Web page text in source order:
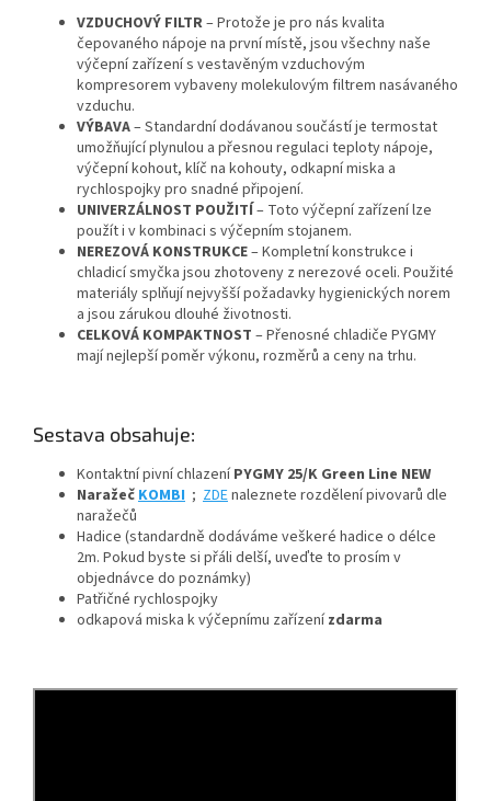
VZDUCHOVÝ FILTR– Protože je pro nás kvalita
čepovaného nápoje na první místě, jsou všechny naše
výčepní zařízení s vestavěným vzduchovým
kompresorem vybaveny molekulovým filtrem nasávaného
vzduchu.
VÝBAVA– Standardní dodávanou součástí je termostat
umožňující plynulou a přesnou regulaci teploty nápoje,
výčepní kohout, klíč na kohouty, odkapní miska a
rychlospojky pro snadné připojení.
UNIVERZÁLNOST POUŽITÍ– Toto výčepní zařízení lze
použít i v kombinaci s výčepním stojanem.
NEREZOVÁ KONSTRUKCE– Kompletní konstrukce i
chladicí smyčka jsou zhotoveny z nerezové oceli. Použité
materiály splňují nejvyšší požadavky hygienických norem
a jsou zárukou dlouhé životnosti.
CELKOVÁ KOMPAKTNOST – Přenosné chladiče PYGMY
mají nejlepší poměr výkonu, rozměrů a ceny na trhu.
Sestava obsahuje:
Kontaktní pivní chlazeníPYGMY 25/K Green Line NEW
NaražečKOMBI ; ZDEnaleznete rozdělení pivovarů dle
naražečů
Hadice (standardně dodáváme veškeré hadice o délce
2m. Pokud byste si přáli delší, uveďte to prosím v
objednávce do poznámky)
Patřičné rychlospojky
odkapová miska k výčepnímu zařízenízdarma